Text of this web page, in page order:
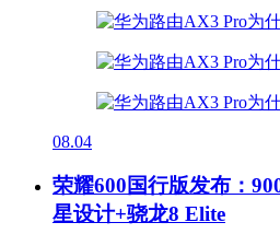
08.04
荣耀600国行版发布：
星设计+骁龙8 Elite